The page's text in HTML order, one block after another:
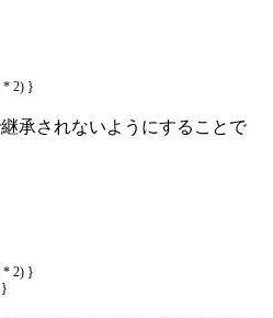
* 2) }
承されないようにすることで
* 2) }
}